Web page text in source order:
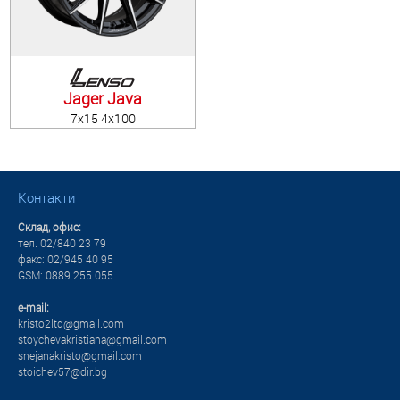
Налягане на въздуха в гумите
Jager Java
7x15 4x100
Контакти
Склад, офис:
тел. 02/840 23 79
факс: 02/945 40 95
GSM: 0889 255 055
e-mail:
kristo2ltd@gmail.com
stoychevakristiana@gmail.com
snejanakristo@gmail.com
stoichev57@dir.bg